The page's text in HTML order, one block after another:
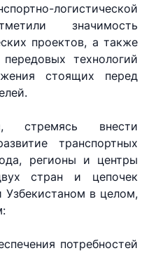
логистической
значимость
проектов, а также
технологий
стоящих перед
стремясь внести
транспортных
регионы и центры
стран и цепочек
в целом,
потребностей